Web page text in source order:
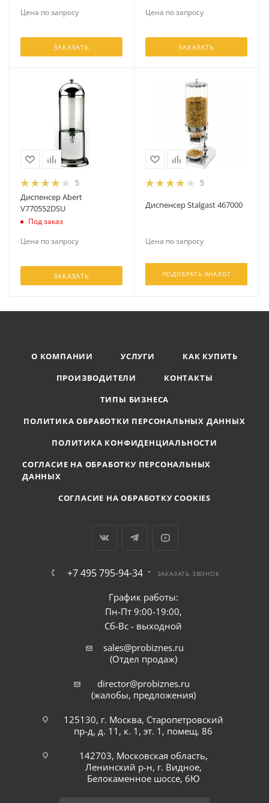
Цена по запросу
ЗАКАЗАТЬ
Цена по запросу
ЗАКАЗАТЬ
5
Диспенсер Abert
V770552DSU
Под заказ
Цена по запросу
ЗАКАЗАТЬ
5
Диспенсер Stalgast 467000
Цена по запросу
ПОДОБРАТЬ АНАЛОГ
О КОМПАНИИ УСЛУГИ
КАК КУПИТЬ
ПРОИЗВОДИТЕЛИ
КОНТАКТЫ
ТИПЫ БИЗНЕСА
ПОЛИТИКА ОБРАБОТКИ ПЕРСОНАЛЬНЫХ ДАННЫХ
ПОЛИТИКА КОНФИДЕНЦИАЛЬНОСТИ
СОГЛАСИЕ НА ОБРАБОТКУ ПЕРСОНАЛЬНЫХ
ДАННЫХ
СОГЛАСИЕ НА ОБРАБОТКУ COOKIES
+7 495 795-94-34 ЗАКАЗАТЬ ЗВОНОК
График работы:
Пн-Пт 9:00-19:00,
Сб-Вс - выходной
sales@probiznes.ru
(Отдел продаж)
director@probiznes.ru
(жалобы, предложения)
125130, г. Москва, Старопетровский
пр-д, д. 11, к. 1, эт. 1, помещ. 86
142703, Московская область,
Ленинский р-н, г. Видное,
Белокаменное шоссе, 6Ю